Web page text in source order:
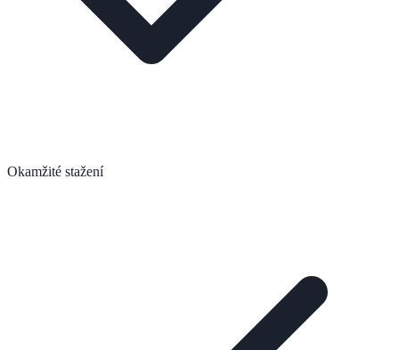
Okamžité stažení